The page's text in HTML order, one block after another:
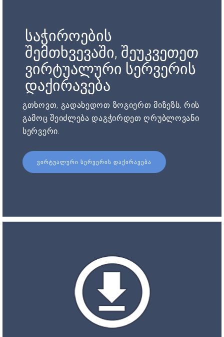
საჭიროების
შემთხვევაში, შეუკვეთეთ
ვირტუალური სერვერის
დაქირავება
გთხოვთ, გადახედოთ ზოგიერთ მიზეზს, რის
გამოც შეიძლება დაგჭირდეთ ღრუბლოვანი
სერვერი.
ᲕᲘᲠᲢᲣᲐᲚᲣᲠᲘ ᲡᲔᲠᲕᲔᲠᲘᲡ ᲓᲐᲥᲘᲠᲐᲕᲔᲑᲐ